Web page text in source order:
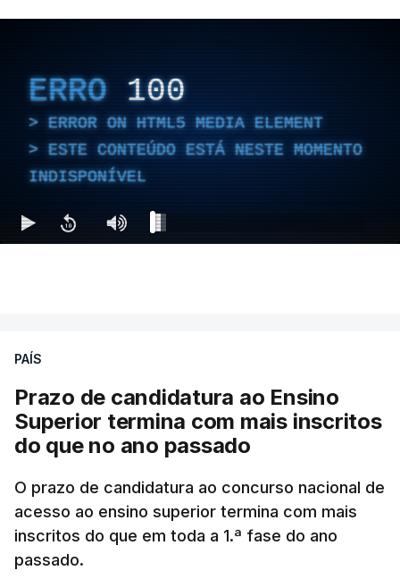
ERRO 100
ERROR ON HTML5 MEDIA ELEMENT
ESTE CONTEÚDO ESTÁ NESTE MOMENTO
INDISPONÍVEL
PAÍS
Prazo de candidatura ao Ensino
Superior termina com mais inscritos
do que no ano passado
O prazo de candidatura ao concurso nacional de
acesso ao ensino superior termina com mais
inscritos do que em toda a 1.ª fase do ano
passado.